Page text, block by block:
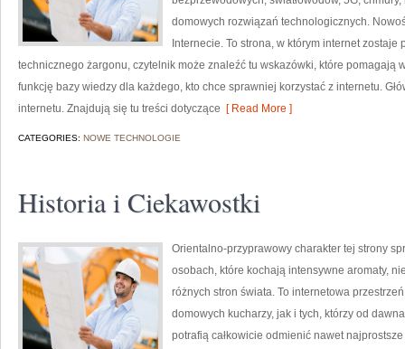
domowych rozwiązań technologicznych.
Internecie. To strona, w którym internet zostaje
technicznego żargonu, czytelnik może znaleźć tu wskazówki, które pomagają
funkcję bazy wiedzy dla każdego, kto chce sprawniej korzystać z internetu.
internetu. Znajdują się tu treści dotyczące [ Read More ]
CATEGORIES: NOWE TECHNOLOGIE
Historia i Ciekawostki
Orientalno-przyprawowy charakter tej strony
osobach, które kochają intensywne aromaty,
różnych stron świata. To internetowa
domowych kucharzy, jak i tych, którzy od
potrafią całkowicie odmienić nawet